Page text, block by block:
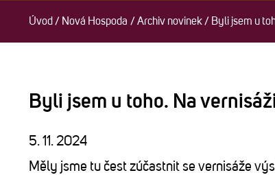
Úvod / Nová Hospoda / Archiv novinek / Byli jsem u
Byli jsem u toho. Na
5. 11. 2024
Měly jsme tu čest zúčastnit se vernisáže